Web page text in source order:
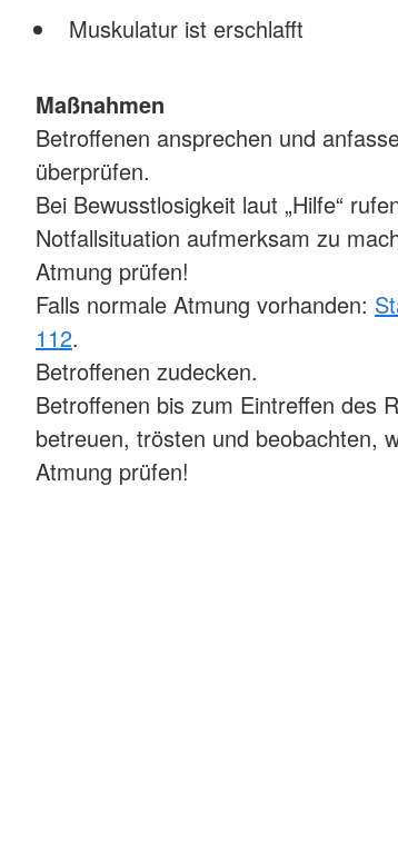
Muskulatur ist erschlafft
Maßnahmen
Betroffenen ansprechen und
überprüfen.
Bei Bewusstlosigkeit laut „Hilfe“
Notfallsituation aufmerksam zu
Atmung prüfen!
Falls normale Atmung vorhanden:
112.
Betroffenen zudecken.
Betroffenen bis zum Eintreffen des
betreuen, trösten und beobachten,
Atmung prüfen!